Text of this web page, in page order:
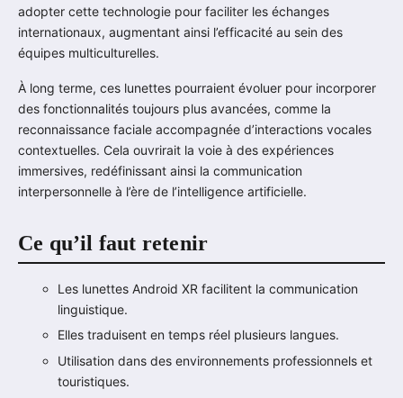
adopter cette technologie pour faciliter les échanges
internationaux, augmentant ainsi l’efficacité au sein des
équipes multiculturelles.
À long terme, ces lunettes pourraient évoluer pour incorporer
des fonctionnalités toujours plus avancées, comme la
reconnaissance faciale accompagnée d’interactions vocales
contextuelles. Cela ouvrirait la voie à des expériences
immersives, redéfinissant ainsi la communication
interpersonnelle à l’ère de l’intelligence artificielle.
Ce qu’il faut retenir
Les lunettes Android XR facilitent la communication
linguistique.
Elles traduisent en temps réel plusieurs langues.
Utilisation dans des environnements professionnels et
touristiques.